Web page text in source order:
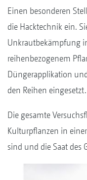
Einen besonderen
die Hacktechnik ein.
Unkrautbekämpfung
reihenbezogenem
Düngerapplikation
den Reihen eingesetzt.
Die gesamte
Kulturpflanzen in
sind und die Saat des